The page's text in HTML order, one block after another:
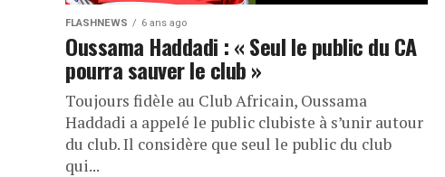
FLASHNEWS 6 ans ago
Oussama Haddadi : « Seul le public du CA
pourra sauver le club »
Toujours fidèle au Club Africain, Oussama
Haddadi a appelé le public clubiste à s’unir autour
du club. Il considère que seul le public du club
qui...